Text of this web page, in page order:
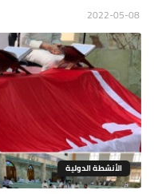
الأنشطة الدولية